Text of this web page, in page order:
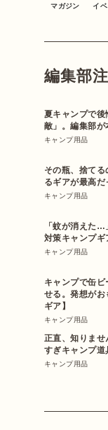
マガジン イベ
編集部
夏キャンプで
敵」。編集部
キャンプ用品
その瓶、捨て
るギアが最高だ
キャンプ用品
「蚊が消えた
対策キャンプギ
キャンプ用品
キャンプで缶
せる。発想が
ギア】
キャンプ用品
正直、知りま
すぎキャンプ道
キャンプ用品